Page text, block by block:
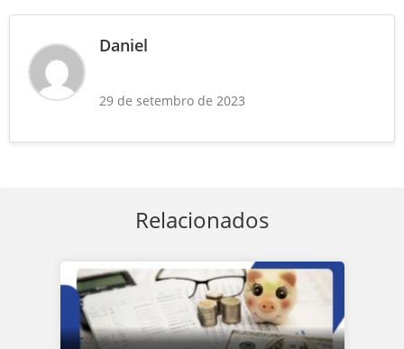
Daniel
29 de setembro de 2023
Relacionados